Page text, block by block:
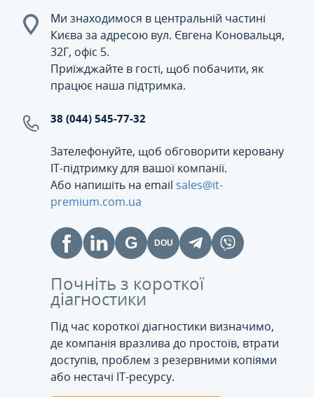
Ми знаходимося в центральній частині
Києва за адресою вул. Євгена Коновальця,
32Г, офіс 5.
Приїжджайте в гості, щоб побачити, як
працює наша підтримка.
38 (044) 545-77-32
Зателефонуйте, щоб обговорити керовану
ІТ-підтримку для вашої компанії.
Або напишіть на email sales@it-
premium.com.ua
Почніть з короткої
діагностики
Під час короткої діагностики визначимо,
де компанія вразлива до простоїв, втрати
доступів, проблем з резервними копіями
або нестачі IT-ресурсу.